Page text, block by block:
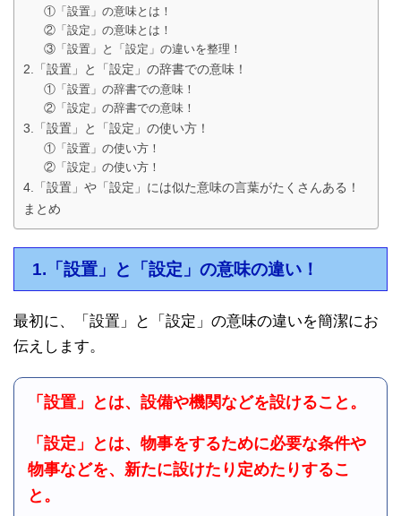
①「設置」の意味とは！
②「設定」の意味とは！
③「設置」と「設定」の違いを整理！
2.「設置」と「設定」の辞書での意味！
①「設置」の辞書での意味！
②「設定」の辞書での意味！
3.「設置」と「設定」の使い方！
①「設置」の使い方！
②「設定」の使い方！
4.「設置」や「設定」には似た意味の言葉がたくさんある！
まとめ
1.「設置」と「設定」の意味の違い！
最初に、「設置」と「設定」の意味の違いを簡潔にお
伝えします。
「設置」とは、設備や機関などを設けること。
「設定」とは、物事をするために必要な条件や
物事などを、新たに設けたり定めたりするこ
と。